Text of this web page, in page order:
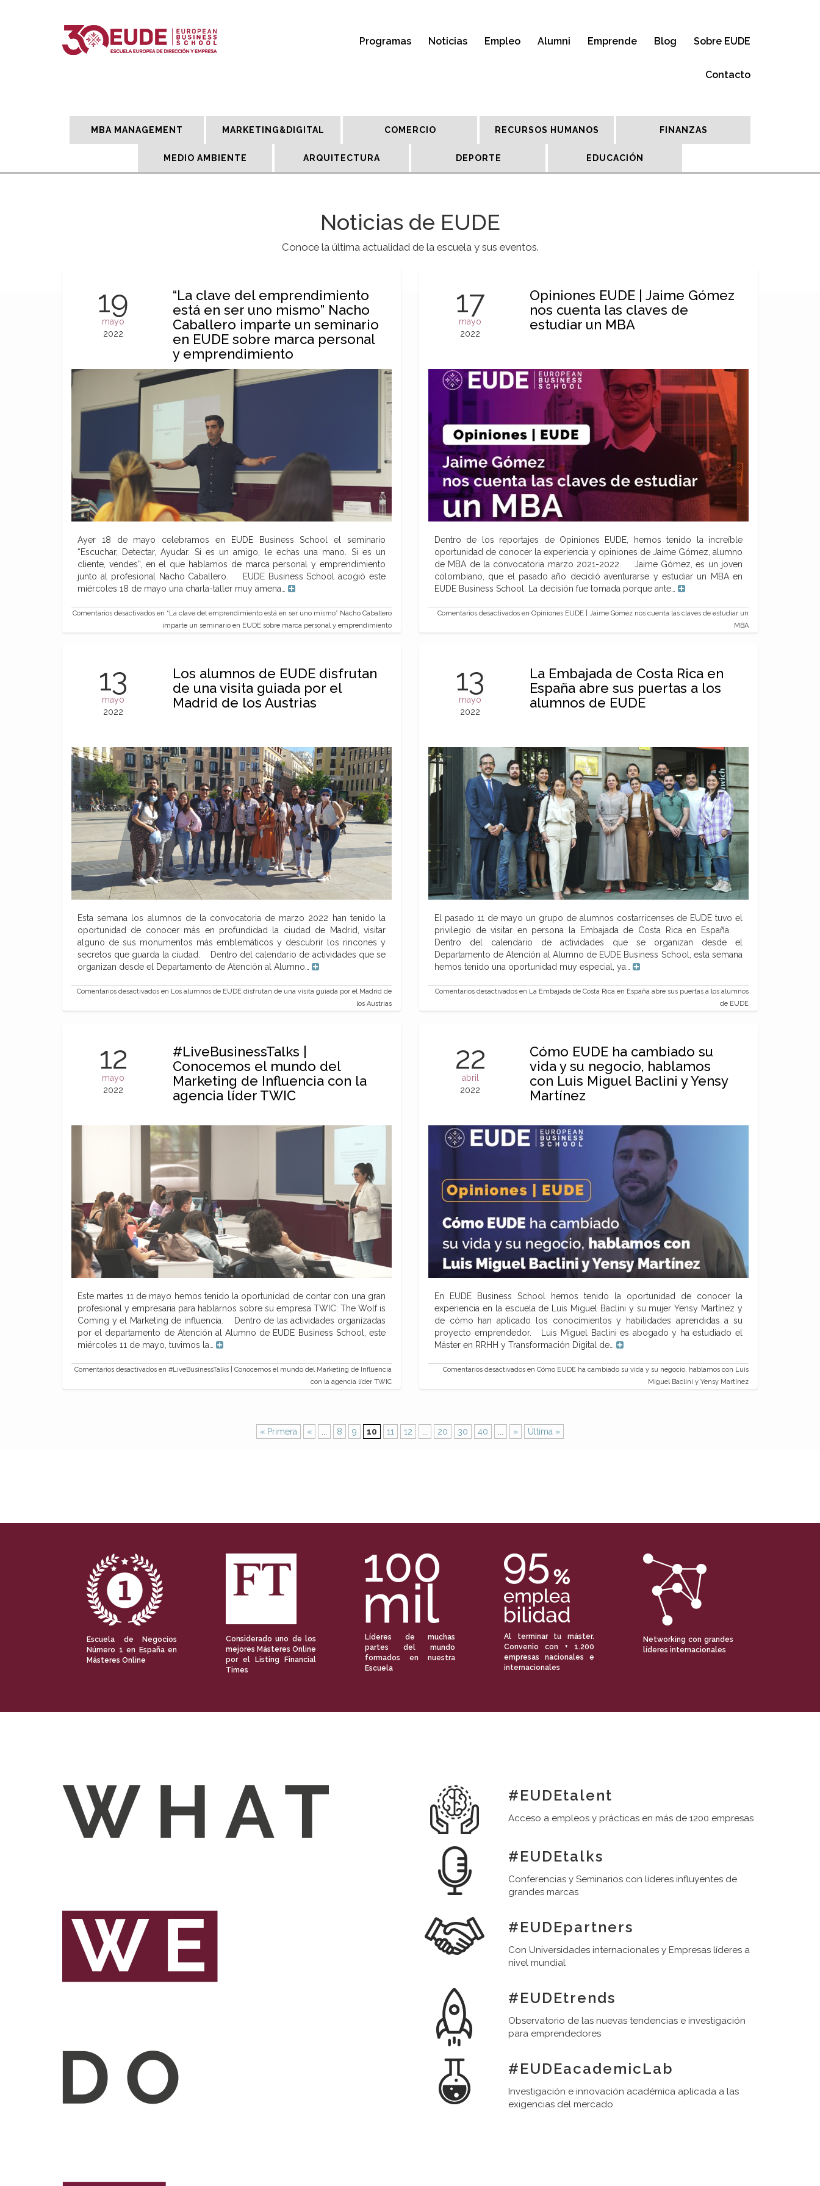
Programas Noticias Empleo Alumni Emprende Blog Sobre EUDE
Contacto
MBA MANAGEMENT MARKETING&DIGITAL COMERCIO RECURSOS HUMANOS FINANZAS
MEDIO AMBIENTE ARQUITECTURA DEPORTE EDUCACIÓN
Noticias de EUDE
Conoce la última actualidad de la escuela y sus eventos.
19
mayo
2022
“La clave del emprendimiento
está en ser uno mismo” Nacho
Caballero imparte un seminario
en EUDE sobre marca personal
y emprendimiento
Ayer 18 de mayo celebramos en EUDE Business School el seminario
“Escuchar, Detectar, Ayudar. Si es un amigo, le echas una mano. Si es un
cliente, vendes”, en el que hablamos de marca personal y emprendimiento
junto al profesional Nacho Caballero. EUDE Business School acogió este
miércoles 18 de mayo una charla-taller muy amena…
Comentarios desactivados en “La clave del emprendimiento está en ser uno mismo” Nacho Caballero
imparte un seminario en EUDE sobre marca personal y emprendimiento
17
mayo
2022
Opiniones EUDE | Jaime Gómez
nos cuenta las claves de
estudiar un MBA
Dentro de los reportajes de Opiniones EUDE, hemos tenido la increíble
oportunidad de conocer la experiencia y opiniones de Jaime Gómez, alumno
de MBA de la convocatoria marzo 2021-2022. Jaime Gómez, es un joven
colombiano, que el pasado año decidió aventurarse y estudiar un MBA en
EUDE Business School. La decisión fue tomada porque ante…
Comentarios desactivados en Opiniones EUDE | Jaime Gómez nos cuenta las claves de estudiar un
MBA
13
mayo
2022
Los alumnos de EUDE disfrutan
de una visita guiada por el
Madrid de los Austrias
Esta semana los alumnos de la convocatoria de marzo 2022 han tenido la
oportunidad de conocer más en profundidad la ciudad de Madrid, visitar
alguno de sus monumentos más emblemáticos y descubrir los rincones y
secretos que guarda la ciudad. Dentro del calendario de actividades que se
organizan desde el Departamento de Atención al Alumno…
Comentarios desactivados en Los alumnos de EUDE disfrutan de una visita guiada por el Madrid de
los Austrias
13
mayo
2022
La Embajada de Costa Rica en
España abre sus puertas a los
alumnos de EUDE
El pasado 11 de mayo un grupo de alumnos costarricenses de EUDE tuvo el
privilegio de visitar en persona la Embajada de Costa Rica en España.
Dentro del calendario de actividades que se organizan desde el
Departamento de Atención al Alumno de EUDE Business School, esta semana
hemos tenido una oportunidad muy especial, ya…
Comentarios desactivados en La Embajada de Costa Rica en España abre sus puertas a los alumnos
de EUDE
12
mayo
2022
#LiveBusinessTalks |
Conocemos el mundo del
Marketing de Influencia con la
agencia líder TWIC
Este martes 11 de mayo hemos tenido la oportunidad de contar con una gran
profesional y empresaria para hablarnos sobre su empresa TWIC: The Wolf is
Coming y el Marketing de influencia. Dentro de las actividades organizadas
por el departamento de Atención al Alumno de EUDE Business School, este
miércoles 11 de mayo, tuvimos la…
Comentarios desactivados en #LiveBusinessTalks | Conocemos el mundo del Marketing de Influencia
con la agencia líder TWIC
22
abril
2022
Cómo EUDE ha cambiado su
vida y su negocio, hablamos
con Luis Miguel Baclini y Yensy
Martínez
En EUDE Business School hemos tenido la oportunidad de conocer la
experiencia en la escuela de Luis Miguel Baclini y su mujer Yensy Martínez y
de cómo han aplicado los conocimientos y habilidades aprendidas a su
proyecto emprendedor. Luis Miguel Baclini es abogado y ha estudiado el
Máster en RRHH y Transformación Digital de…
Comentarios desactivados en Cómo EUDE ha cambiado su vida y su negocio, hablamos con Luis
Miguel Baclini y Yensy Martínez
« Primera « 8 9 10 11 12 20 30 40 » Última »
Escuela de Negocios
Número 1 en España en
Másteres Online
Considerado uno de los
mejores Másteres Online
por el Listing Financial
Times
Líderes de muchas
partes del mundo
formados en nuestra
Escuela
Al terminar tu máster.
Convenio con + 1.200
empresas nacionales e
internacionales
Networking con grandes
líderes internacionales
#EUDEtalent
Acceso a empleos y prácticas en más de 1200 empresas
#EUDEtalks
Conferencias y Seminarios con líderes influyentes de
grandes marcas
#EUDEpartners
Con Universidades internacionales y Empresas líderes a
nivel mundial
#EUDEtrends
Observatorio de las nuevas tendencias e investigación
para emprendedores
#EUDEacademicLab
Investigación e innovación académica aplicada a las
exigencias del mercado